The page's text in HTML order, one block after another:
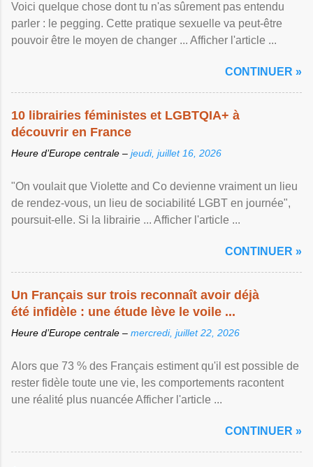
Voici quelque chose dont tu n'as sûrement pas entendu
parler : le pegging. Cette pratique sexuelle va peut-être
pouvoir être le moyen de changer ... Afficher l'article ...
CONTINUER »
10 librairies féministes et LGBTQIA+ à
découvrir en France
Heure d’Europe centrale – jeudi, juillet 16, 2026
"On voulait que Violette and Co devienne vraiment un lieu
de rendez-vous, un lieu de sociabilité LGBT en journée",
poursuit-elle. Si la librairie ... Afficher l'article ...
CONTINUER »
Un Français sur trois reconnaît avoir déjà
été infidèle : une étude lève le voile ...
Heure d’Europe centrale – mercredi, juillet 22, 2026
Alors que 73 % des Français estiment qu'il est possible de
rester fidèle toute une vie, les comportements racontent
une réalité plus nuancée Afficher l'article ...
CONTINUER »